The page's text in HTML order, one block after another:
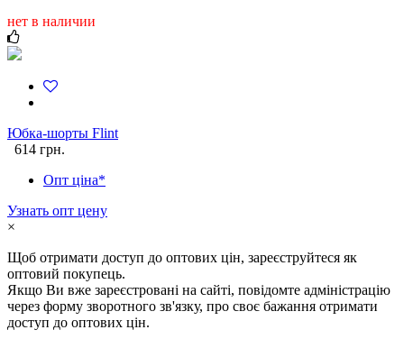
нет в наличии
Юбка-шорты Flint
614 грн.
Опт ціна*
Узнать опт цену
×
Щоб отримати доступ до оптових цін, зареєструйтеся як
оптовий покупець.
Якщо Ви вже зареєстровані на сайті, повідомте адміністрацію
через форму зворотного зв'язку, про своє бажання отримати
доступ до оптових цін.